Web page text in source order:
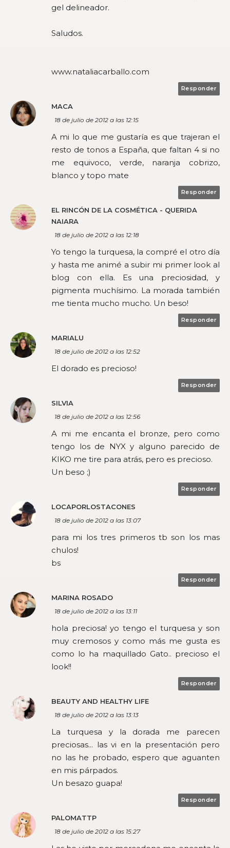
gel delineador.
Saludos.
www.nataliacarballo.com
Responder
MACA
18 de julio de 2012 a las 12:15
A mi lo que me gustaría es que trajeran el
resto de tonos a España, que faltan 4 si no
me equivoco, verde, naranja cobrizo,
blanco y topo mate
Responder
EL RINCÓN DE LA COSMÉTICA - QUERIDA
NAIARA
18 de julio de 2012 a las 12:18
Yo tengo la turquesa, la compré el otro día
y hasta me animé a subir mi primer look al
blog con ella. Es una preciosidad, y
pigmenta muchísimo. La morada también
me tienta mucho mucho. Un beso!
Responder
MARIALU
18 de julio de 2012 a las 12:52
El dorado es precioso!
Responder
SILVIA
18 de julio de 2012 a las 12:56
A mi me encanta el bronze, pero como
tengo los de NYX y alguno parecido de
KIKO me tire para atrás, pero es precioso.
Un beso ;)
Responder
LOCAPORLOSTACONES
18 de julio de 2012 a las 13:07
para mi los tres primeros tb son los mas
chulos!
bs
Responder
MARINA ROSADO
18 de julio de 2012 a las 13:11
hola preciosa! yo tengo el turquesa y son
muy cremosos y como más me gusta es
como lo ha maquillado Gato.. precioso el
look!!
Responder
BEAUTY AND HEALTHY LIFE
18 de julio de 2012 a las 13:13
La turquesa y la dorada me parecen
preciosas... las vi en la presentación pero
no las he probado, espero que aguanten
en mis párpados.
Un besazo guapa!
Responder
PALOMATTP
18 de julio de 2012 a las 15:27